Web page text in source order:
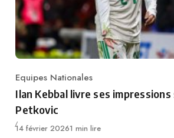
Category
Equipes Nationales
Ilan Kebbal livre ses
Petkovic
Publié
14 février 20261 min lire